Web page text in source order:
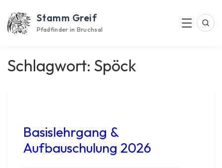
content
Stamm Greif
Pfadfinder in Bruchsal Menu
Schlagwort: Spöck
Basislehrgang &
Aufbauschulung 2026